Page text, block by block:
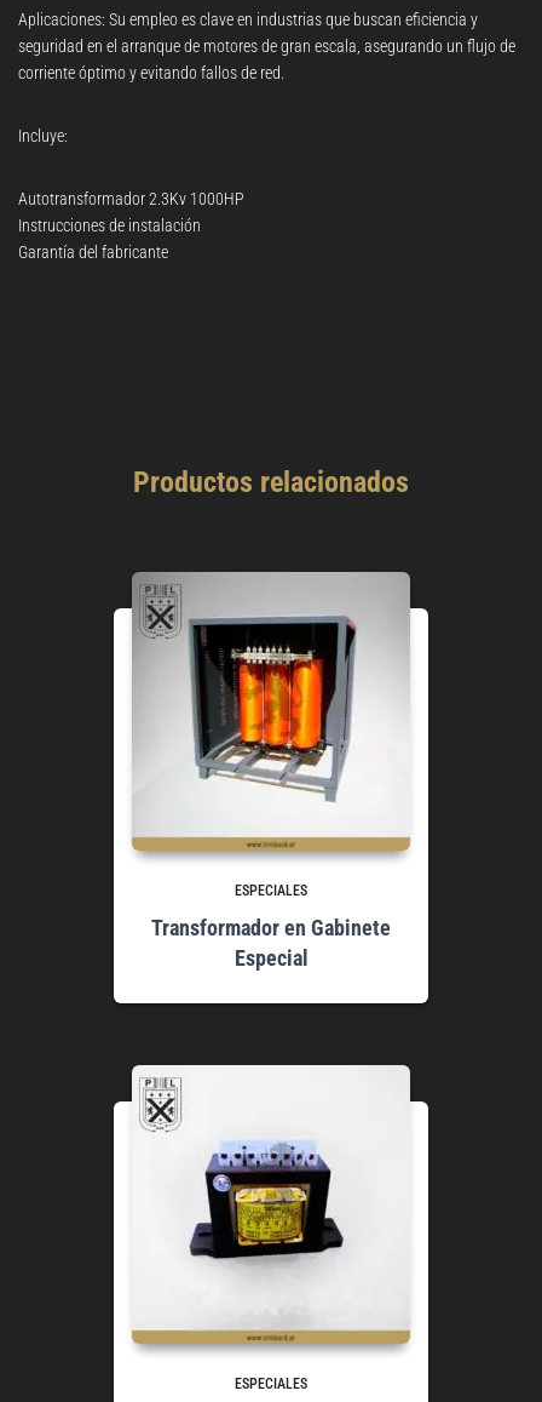
Aplicaciones: Su empleo es clave en industrias que buscan eficiencia y
seguridad en el arranque de motores de gran escala, asegurando un flujo de
corriente óptimo y evitando fallos de red.
Incluye:
Autotransformador 2.3Kv 1000HP
Instrucciones de instalación
Garantía del fabricante
Productos relacionados
ESPECIALES
Transformador en Gabinete
Especial
ESPECIALES